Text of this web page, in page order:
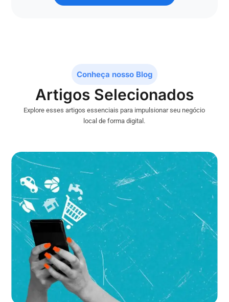
Conheça nosso Blog
Artigos Selecionados
Explore esses artigos essenciais para impulsionar seu negócio
local de forma digital.